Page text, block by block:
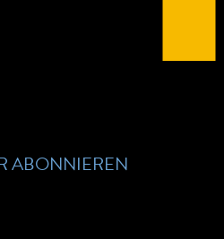
ABONNIEREN